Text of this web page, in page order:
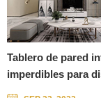
Tablero de pared
imperdibles para